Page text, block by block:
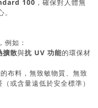
100 ，確保對人體無
例如：
擴散與抗 UV 功能的環保材
的布料，無致敏物質、無致
或含量遠低於安全標準）